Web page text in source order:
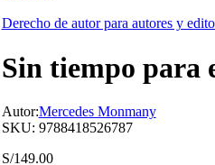
Derecho de autor para autores y
Sin tiempo para
Autor:Mercedes Monmany
SKU: 9788418526787
S/149.00